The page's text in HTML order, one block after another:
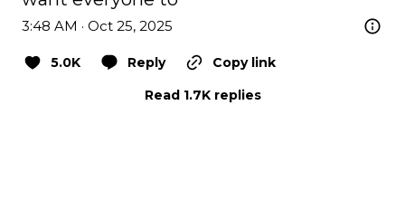
3:48 AM · Oct 25, 2025
5.0K Reply
Copy link
Read 1.7K replies